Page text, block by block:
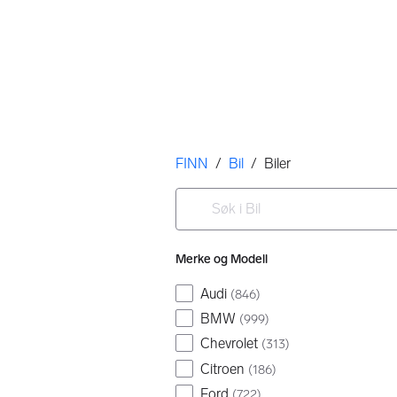
Her er du
FINN / Bil / Biler
Filtre
Søk i Bil
Merke og Modell
Audi (846)
BMW (999)
Chevrolet (313)
Citroen (186)